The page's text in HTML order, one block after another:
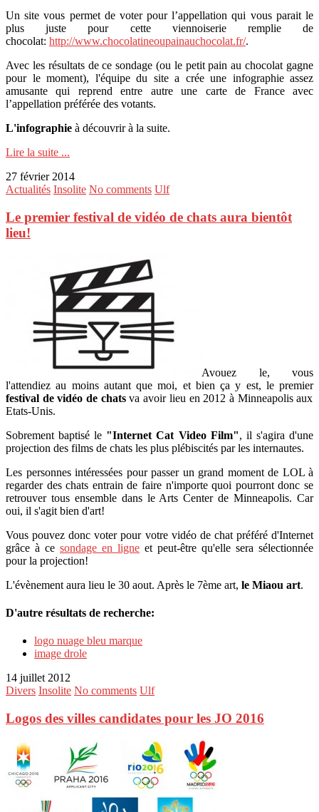
Un site vous permet de voter pour l’appellation qui vous parait le
plus juste pour cette viennoiserie remplie de
chocolat: http://www.chocolatineoupainauchocolat.fr/.
Avec les résultats de ce sondage (ou le petit pain au chocolat gagne
pour le moment), l'équipe du site a crée une infographie assez
amusante qui reprend entre autre une carte de France avec
l’appellation préférée des votants.
L'infographie à découvrir à la suite.
Lire la suite ...
27 février 2014
Actualités Insolite No comments Ulf
Le premier festival de vidéo de chats aura bientôt
lieu!
Avouez le, vous
l'attendiez au moins autant que moi, et bien ça y est, le premier
festival de vidéo de chatsva avoir lieu en 2012 à Minneapolis aux
Etats-Unis.
Sobrement baptisé le "Internet Cat Video Film", il s'agira d'une
projection des films de chats les plus plébiscités par les internautes.
Les personnes intéressées pour passer un grand moment de LOL à
regarder des chats entrain de faire n'importe quoi pourront donc se
retrouver tous ensemble dans le Arts Center de Minneapolis. Car
oui, il s'agit bien d'art!
Vous pouvez donc voter pour votre vidéo de chat préféré d'Internet
grâce à ce sondage en ligne et peut-être qu'elle sera sélectionnée
pour la projection!
L'évènement aura lieu le 30 aout. Après le 7ème art, le Miaou art.
D'autre résultats de recherche:
logo nuage bleu marque
image drole
14 juillet 2012
Divers Insolite No comments Ulf
Logos des villes candidates pour les JO 2016